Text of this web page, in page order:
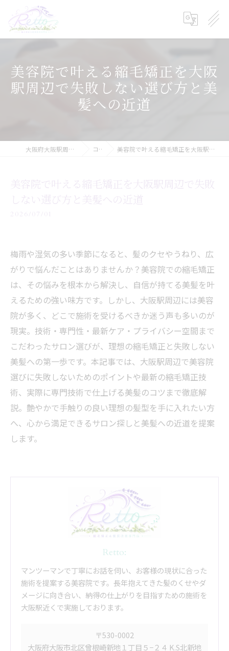
美容院で叶える縮毛矯正を大阪
駅周辺で失敗しない選び方と美
髪への近道
大阪府大阪駅周辺の美容院ならRetto: コラム 美容院で叶える縮毛矯正を大阪駅周辺で失敗しない選び方と美髪への近道
美容院で叶える縮毛矯正を大阪駅周辺で失敗
しない選び方と美髪への近道
2026/07/01
梅雨や湿気の多い季節になると、髪のクセやうねり、広
がりで悩んだことはありませんか？美容院での縮毛矯正
は、その悩みを根本から解決し、自信が持てる美髪を叶
えるための強い味方です。しかし、大阪駅周辺には美容
院が多く、どこで施術を受けるべきか迷う声も多いのが
現実。技術・専門性・最新ケア・プライバシー空間まで
こだわったサロン選びが、理想の縮毛矯正と失敗しない
美髪への第一歩です。本記事では、大阪駅周辺で美容院
選びに失敗しないためのポイントや最新の縮毛矯正技
術、実際に専門技術で仕上げる美髪のコツまで徹底解
説。艶やかで手触りの良い理想の髪型を手に入れたい方
へ、心から満足できるサロン探しと美髪への近道を提案
します。
Retto:
マンツーマンで丁寧にお話を伺い、お客様の現状に合った
施術を提案する美容院です。長年抱えてきた髪のくせやダ
メージに向き合い、納得の仕上がりを目指すための施術を
大阪駅近くで実施しております。
〒530-0002
大阪府大阪市北区曾根崎新地１丁目５−２４ K.S北新地